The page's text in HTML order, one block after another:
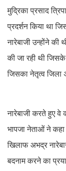
मुद्रिका प्रसाद
प्रदर्शन किया था
नारेबाजी उन्होंने
की जा रही थी
जिसका नेतृत्व जिला
नारेबाजी करते हुए वे
भापजा नेताओं ने कहा
खिलाफ अभद्र
बदनाम करने का